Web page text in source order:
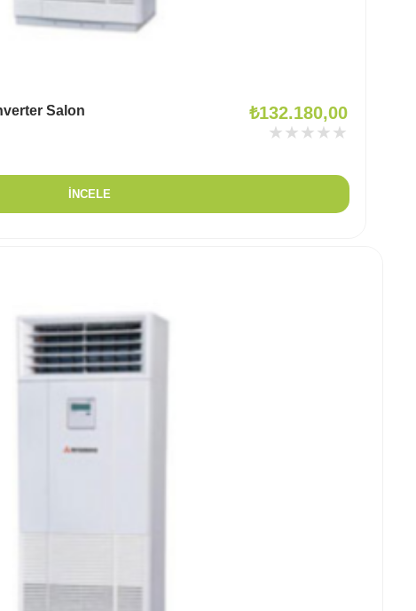
Salon
₺132.180,00
★★★★★
İNCELE